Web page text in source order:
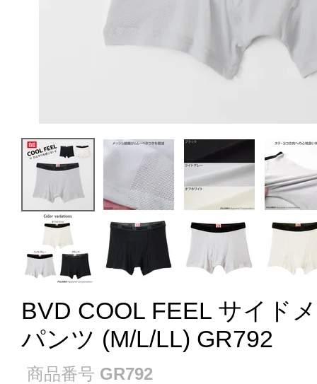
BVD COOL FEEL サイド
パンツ (M/L/LL) GR792
商品番号 GR792